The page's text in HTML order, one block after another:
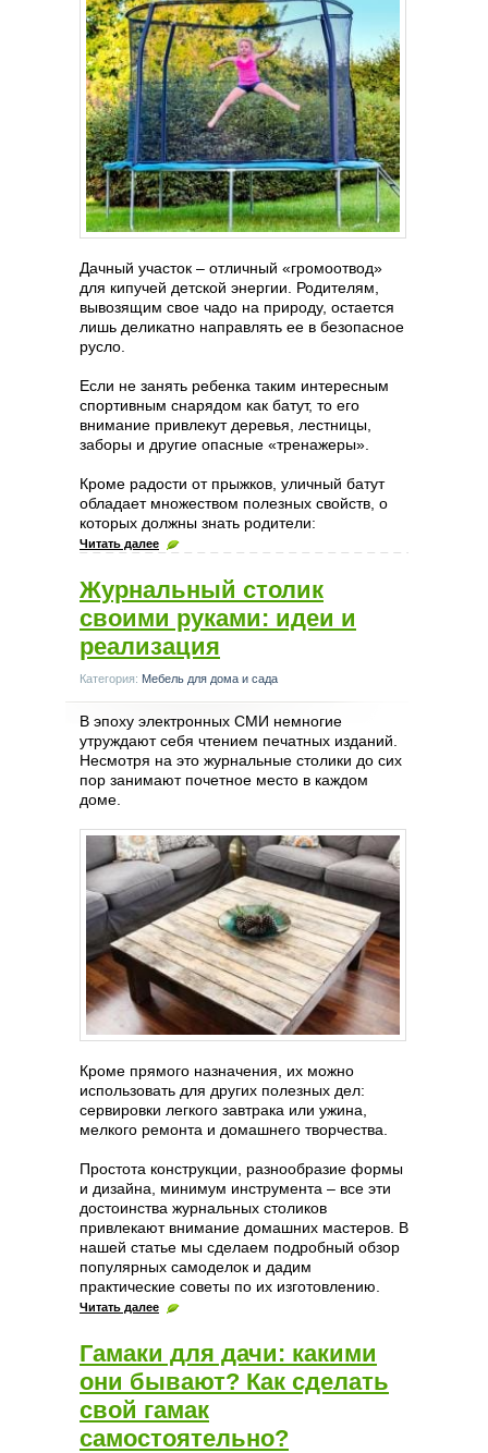
Дачный участок – отличный «громоотвод»
для кипучей детской энергии. Родителям,
вывозящим свое чадо на природу, остается
лишь деликатно направлять ее в безопасное
русло.
Если не занять ребенка таким интересным
спортивным снарядом как батут, то его
внимание привлекут деревья, лестницы,
заборы и другие опасные «тренажеры».
Кроме радости от прыжков, уличный батут
обладает множеством полезных свойств, о
которых должны знать родители:
Читать далее
Журнальный столик
своими руками: идеи и
реализация
Категория: Мебель для дома и сада
В эпоху электронных СМИ немногие
утруждают себя чтением печатных изданий.
Несмотря на это журнальные столики до сих
пор занимают почетное место в каждом
доме.
Кроме прямого назначения, их можно
использовать для других полезных дел:
сервировки легкого завтрака или ужина,
мелкого ремонта и домашнего творчества.
Простота конструкции, разнообразие формы
и дизайна, минимум инструмента – все эти
достоинства журнальных столиков
привлекают внимание домашних мастеров. В
нашей статье мы сделаем подробный обзор
популярных самоделок и дадим
практические советы по их изготовлению.
Читать далее
Гамаки для дачи: какими
они бывают? Как сделать
свой гамак
самостоятельно?